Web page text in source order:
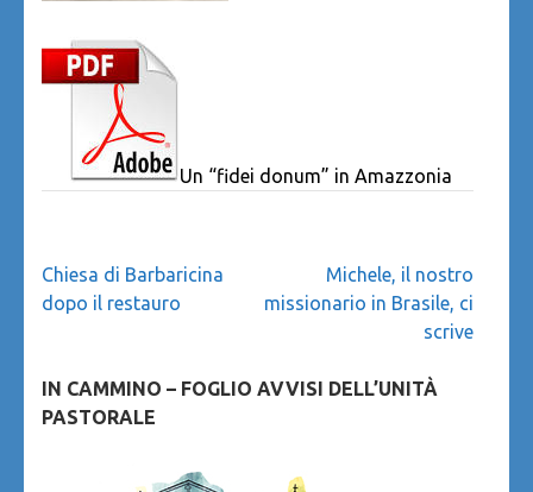
Un “fidei donum” in Amazzonia
Navigazione
articoli
Chiesa di Barbaricina
dopo il restauro
Michele, il nostro
missionario in Brasile, ci
scrive
IN CAMMINO – FOGLIO AVVISI DELL’UNITÀ
PASTORALE